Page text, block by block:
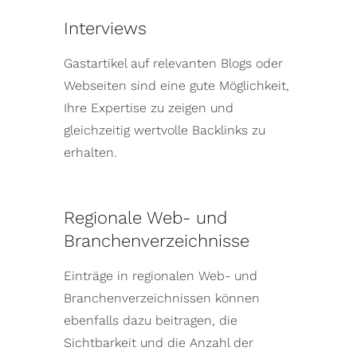
Interviews
Gastartikel auf relevanten Blogs oder
Webseiten sind eine gute Möglichkeit,
Ihre Expertise zu zeigen und
gleichzeitig wertvolle Backlinks zu
erhalten.
Regionale Web- und
Branchenverzeichnisse
Einträge in regionalen Web- und
Branchenverzeichnissen können
ebenfalls dazu beitragen, die
Sichtbarkeit und die Anzahl der